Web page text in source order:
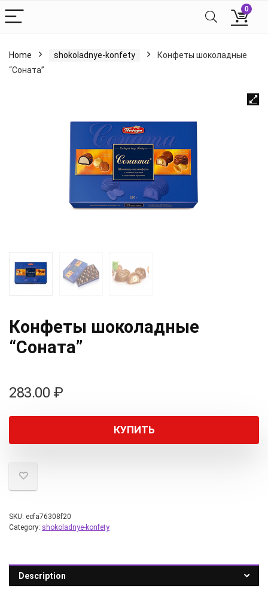
0
Home shokoladnye-konfety
Конфеты шоколадные
“Соната”
Конфеты шоколадные
“Соната”
283.00 ₽
КУПИТЬ
SKU: ecfa76308f20
Category: shokoladnye-konfety
Description